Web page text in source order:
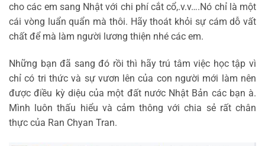
cho các em sang Nhật với chi phí cắt cổ,.v.v….Nó chỉ là một
cái vòng luẩn quẩn mà thôi. Hãy thoát khỏi sự cám dỗ vất
chất để mà làm người lương thiện nhé các em.
Những bạn đã sang đó rồi thì hãy trú tâm việc học tập vì
chỉ có tri thức và sự vươn lên của con người mới làm nên
được điều kỳ diệu của một đất nước Nhật Bản các bạn à.
Mình luôn thấu hiểu và cảm thông với chia sẻ rất chân
thực của Ran Chyan Tran.